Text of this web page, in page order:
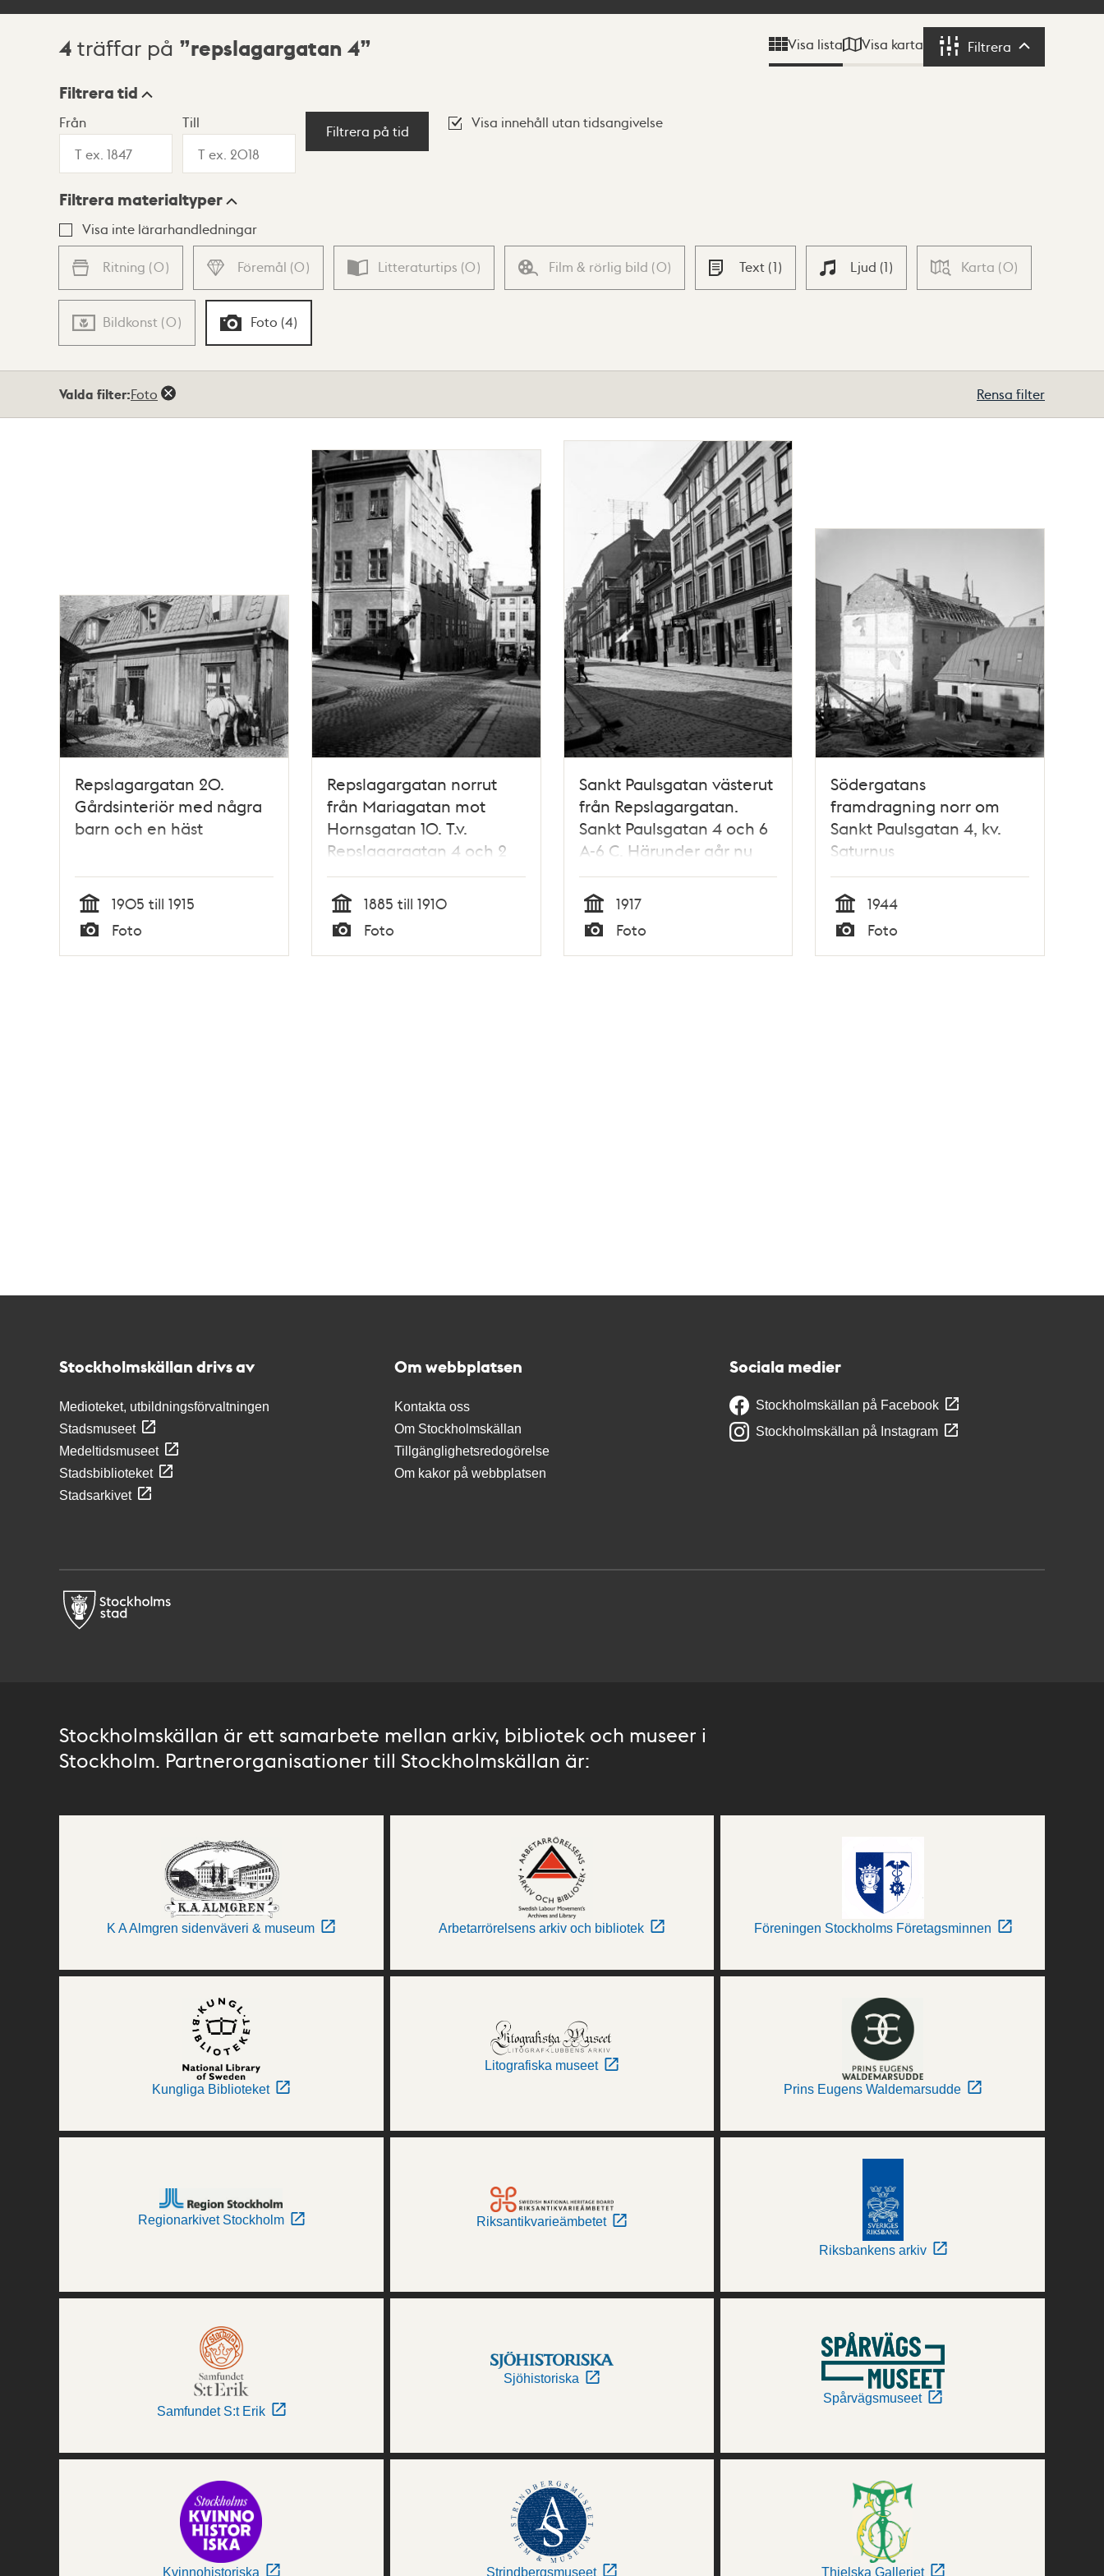
Sökresultat
4 träffar på repslagargatan 4 Visa lista Visa karta Filtrera Filtrera
Visningsläge
Lista Karta
Filtrera tid
Från Till
Filtrera på tid
Visa innehåll utan tidsangivelse
Filtrera materialtyper
Visa inte lärarhandledningar
Ritning (0) Föremål (0) Litteraturtips (0) Film & rörlig bild (0) Text (1) Ljud (1) Karta (0)
Bildkonst (0) Foto (4)
Valda filter:Foto Rensa filter
Repslagargatan 20.
Gårdsinteriör med några
barn och en häst
Tid
1905 till 1915
Typ
Foto
Repslagargatan norrut
från Mariagatan mot
Hornsgatan 10. T.v.
Repslagargatan 4 och 2
med lumpaffär och
bageri. Här ligger nu
Peter Myndes Backe
ovanför Söderledens
tunnel
Tid
1885 till 1910
Typ
Foto
Sankt Paulsgatan västerut
från Repslagargatan.
Sankt Paulsgatan 4 och 6
A-6 C. Härunder går nu
Söderledstunneln
Tid
1917
Typ
Foto
Södergatans
framdragning norr om
Sankt Paulsgatan 4, kv.
Saturnus
Tid
1944
Typ
Foto
Stockholmskällan drivs av
Medioteket, utbildningsförvaltningen
Stadsmuseet
Medeltidsmuseet
Stadsbiblioteket
Stadsarkivet
Om webbplatsen
Kontakta oss
Om Stockholmskällan
Tillgänglighetsredogörelse
Om kakor på webbplatsen
Sociala medier
Stockholmskällan på Facebook
Stockholmskällan på Instagram
Stockholmskällan är ett samarbete mellan arkiv, bibliotek och museer i
Stockholm. Partnerorganisationer till Stockholmskällan är:
K A Almgren sidenväveri & museum Arbetarrörelsens arkiv och bibliotek Föreningen Stockholms Företagsminnen
Kungliga Biblioteket
Litografiska museet
Prins Eugens Waldemarsudde
Regionarkivet Stockholm Riksantikvarieämbetet
Riksbankens arkiv
Samfundet S:t Erik
Sjöhistoriska
Spårvägsmuseet
Kvinnohistoriska Strindbergsmuseet Thielska Galleriet